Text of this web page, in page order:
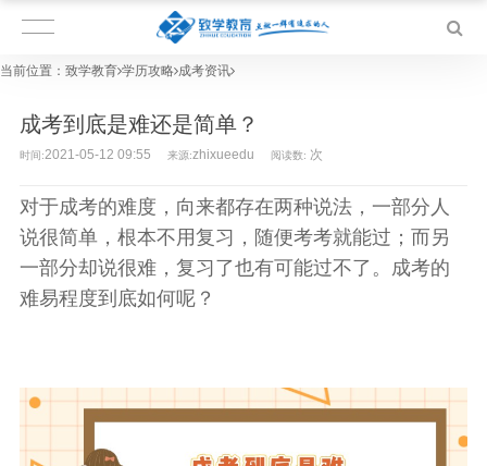
当前位置： 致学教育 学历攻略 成考资讯
成考到底是难还是简单？
时间:2021-05-12 09:55 来源:zhixueedu 阅读数: 次
对于成考的难度，向来都存在两种说法，一部分人
说很简单，根本不用复习，随便考考就能过；而另
一部分却说很难，复习了也有可能过不了。成考的
难易程度到底如何呢？